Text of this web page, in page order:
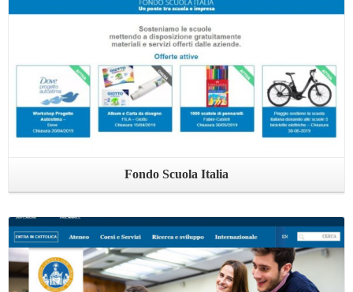
Fondo Scuola Italia
Leggi ...